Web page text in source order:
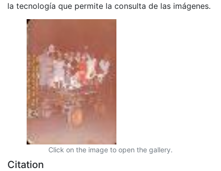
la tecnología que permite la consulta de las imágenes.
Click on the image to open the gallery.
Citation